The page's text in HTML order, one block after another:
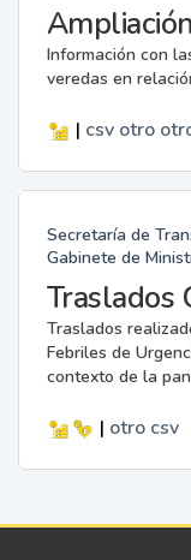
Información con
veredas en
| csv otro
Secretaría de
Gabinete de
Traslados
Traslados
Febriles de
contexto de la
| otro csv